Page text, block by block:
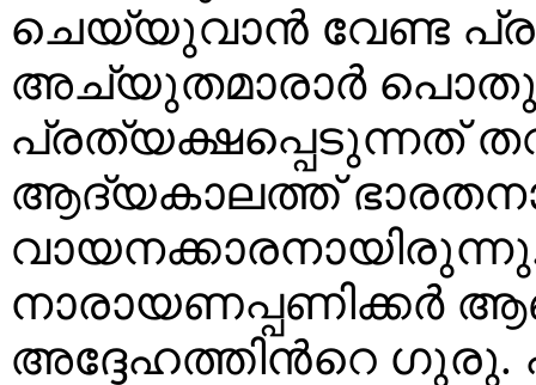
ചെയ്യുവാന്‍ വേണ്ട
അച്യുതമാരാര്‍ പൊതു
പ്രത്യക്ഷപ്പെടുന്നത്
ആദ്യകാലത്ത്
നാരായണപ്പണിക്കര്‍
അദ്ദേഹത്തിന്‍റെ ഗുരു.